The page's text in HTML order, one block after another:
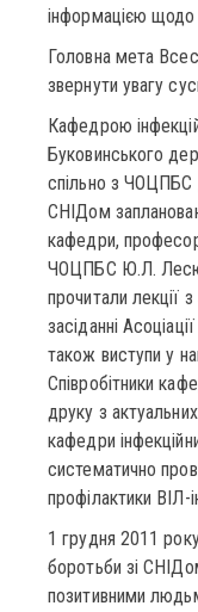
інформацією
Головна мета
звернути увагу
Кафедрою
Буковинського
спільно з ЧОЦПБС
СНІДом
кафедри,
ЧОЦПБС Ю.Л.
прочитали лекції
засіданні
також виступи у
Співробітники
друку з
кафедри
систематично
профілактики ВІЛ-
1 грудня 2011
боротьби зі
позитивними